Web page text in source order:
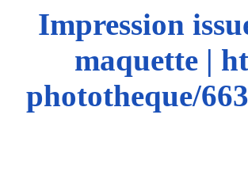
Impression
maquette |
phototheque/